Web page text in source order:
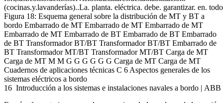
(cocinas.y.lavanderías)..La. planta. eléctrica. debe. garantizar. en.
Figura 18: Esquema general sobre la distribución de MT y BT a
bordo Embarrado de MT Embarrado de MT Embarrado de MT
Embarrado de MT Embarrado de BT Embarrado de BT Embarrado
de BT Transformador BT/BT Transformador BT/BT Embarrado de
BT Transformador MT/BT Transformador MT/BT Carga de MT
Carga de MT M M G G G G G G Carga de MT Carga de MT
Cuadernos de aplicaciones técnicas C 6 Aspectos generales de los
sistemas eléctricos a bordo
16 Introducción a los sistemas e instalaciones navales a bordo |